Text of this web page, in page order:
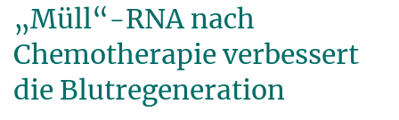
„Müll“-RNA nach
Chemotherapie verbessert
die Blutregeneration